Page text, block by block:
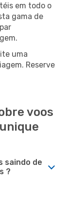
em todo o
gama de
uma
Reserve
voos
saindo de
?